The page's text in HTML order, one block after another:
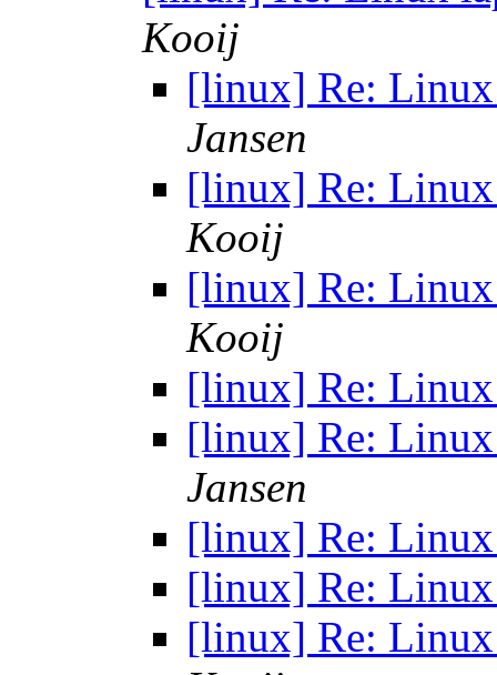
Kooij
[linux] Re:
Jansen
[linux] Re:
Kooij
[linux] Re:
Kooij
[linux] Re:
[linux] Re:
Jansen
[linux] Re:
[linux] Re:
[linux] Re: